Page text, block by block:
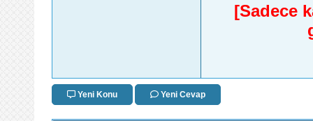
[Sadece
Yeni Konu Yeni Cevap